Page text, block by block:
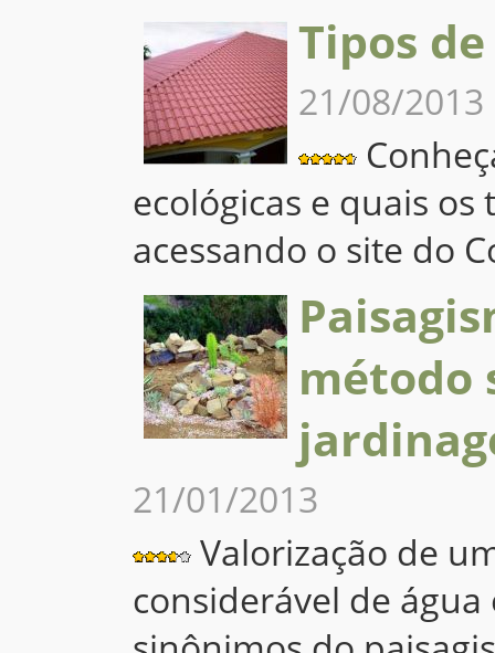
Tipos
21/08/2013
4.7
ecológicas e quais
acessando o site do
método
21/01/2013
Valorização de
considerável de